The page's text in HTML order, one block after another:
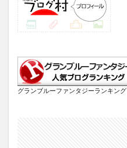
グランブルーファンタジーランキング